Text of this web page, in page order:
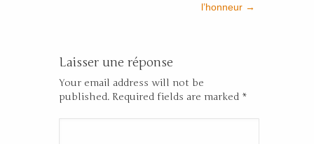
l’honneur →
Laisser une réponse
Your email address will not be
published. Required fields are marked *